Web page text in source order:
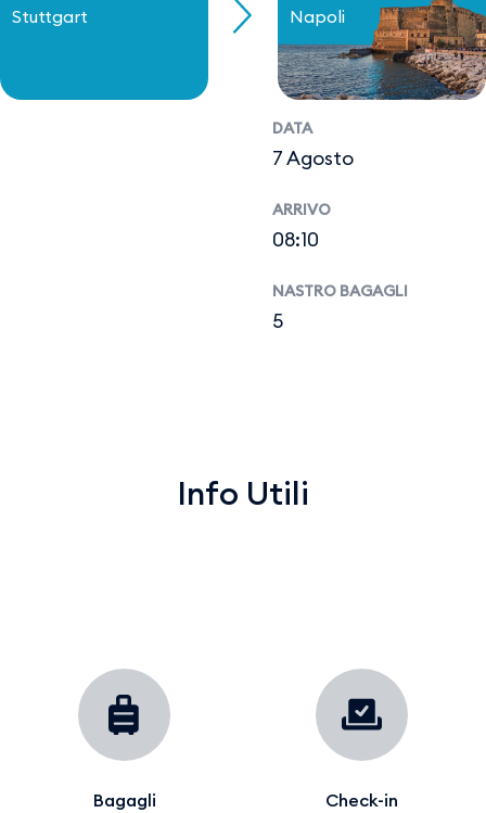
Stuttgart Napoli
DATA
7 Agosto
ARRIVO
08:10
NASTRO BAGAGLI
5
Info Utili
Bagagli Check-in